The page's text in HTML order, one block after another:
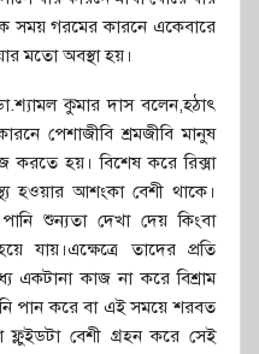
সময় গরমের কারনে একেবারে
মতো অবস্থা হয়।
কুমার দাস বলেন,হঠাৎ
পেশাজীবি শ্রমজীবি মানুষ
করতে হয়। বিশেষ করে রিক্সা
হওয়ার আশংকা বেশী থাকে।
শুন্যতা দেখা দেয় কিংবা
যায়।এক্ষেত্রে তাদের প্রতি
একটানা কাজ না করে বিশ্রাম
পান করে বা এই সময়ে শরবত
বেশী গ্রহন করে সেই